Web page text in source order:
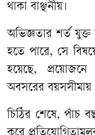
থাকা বাঞ্ছনীয়।
অভিজ্ঞতার শর্ত
হতে পারে, সে
হয়েছে, প্রয়োজনে
অবসরের বয়সসীমায়
চিঠির শেষে, পাঁচ